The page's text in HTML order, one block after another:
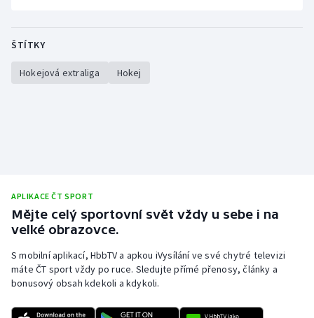
ŠTÍTKY
Hokejová extraliga Hokej
APLIKACE ČT SPORT
Mějte celý sportovní svět vždy u sebe i na
velké obrazovce.
S mobilní aplikací, HbbTV a apkou iVysílání ve své chytré televizi
máte ČT sport vždy po ruce. Sledujte přímé přenosy, články a
bonusový obsah kdekoli a kdykoli.